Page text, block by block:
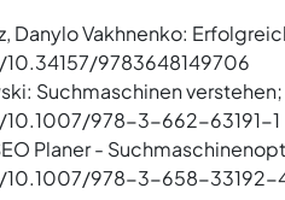
Danylo Vakhnenko:
9783648149706
Suchmaschinen
978-3-662-63191-1
Planer -
978-3-658-33192-